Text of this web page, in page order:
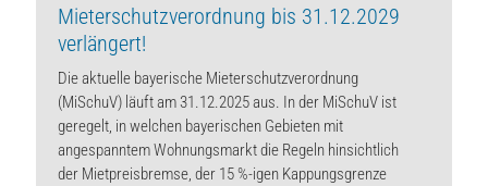
Mieterschutzverordnung bis 31.12.2029
verlängert!
Die aktuelle bayerische Mieterschutzverordnung
(MiSchuV) läuft am 31.12.2025 aus. In der MiSchuV ist
geregelt, in welchen bayerischen Gebieten mit
angespanntem Wohnungsmarkt die Regeln hinsichtlich
der Mietpreisbremse, der 15 %-igen Kappungsgrenze